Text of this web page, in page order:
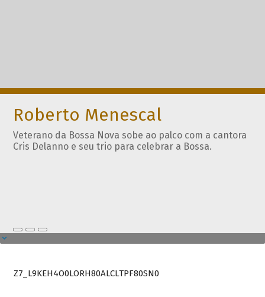
Roberto Menescal
Veterano da Bossa Nova sobe ao palco com a cantora
Cris Delanno e seu trio para celebrar a Bossa.
Z7_L9KEH4O0LORH80ALCLTPF80SN0